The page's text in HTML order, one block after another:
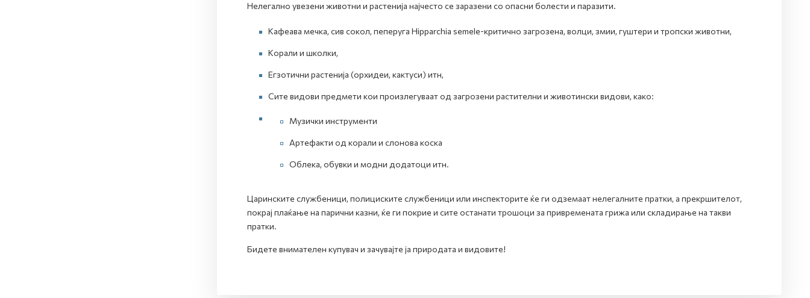
Нелегално увезени животни и растенија најчесто се заразени со опасни болести и паразити.
Кафеава мечка, сив сокол, пеперуга Hipparchia semele-критично загрозена, волци, змии, гуштери и тропски животни,
Корали и школки,
Егзотични растенија (орхидеи, кактуси) итн,
Сите видови предмети кои произлегуваат од загрозени растителни и животински видови, како:
Музички инструменти
Артефакти од корали и слонова коска
Облека, обувки и модни додатоци итн.
Царинските службеници, полициските службеници или инспекторите ќе ги одземаат нелегалните пратки, а прекршителот,
покрај плаќање на парични казни, ќе ги покрие и сите останати трошоци за привремената грижа или складирање на такви
пратки.
Бидете внимателен купувач и зачувајте ја природата и видовите!